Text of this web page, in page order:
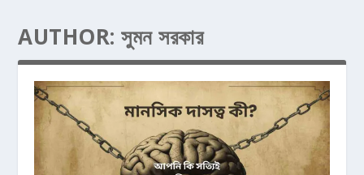
AUTHOR:সুমন সরকার